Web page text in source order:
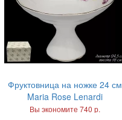
Фруктовница на ножке 24 см
Maria Rose Lenardi
Вы экономите 740 р.